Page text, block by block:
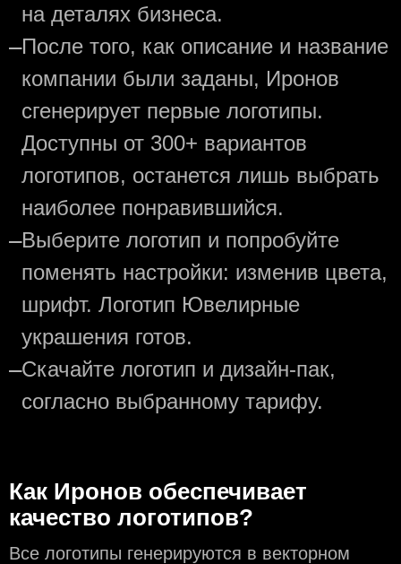
на деталях бизнеса.
—После того, как описание и название
компании были заданы, Иронов
сгенерирует первые логотипы.
Доступны от 300+ вариантов
логотипов, останется лишь выбрать
наиболее понравившийся.
—Выберите логотип и попробуйте
поменять настройки: изменив цвета,
шрифт. Логотип Ювелирные
украшения готов.
—Скачайте логотип и дизайн-пак,
согласно выбранному тарифу.
Как Иронов обеспечивает
качество логотипов?
Все логотипы генерируются в векторном